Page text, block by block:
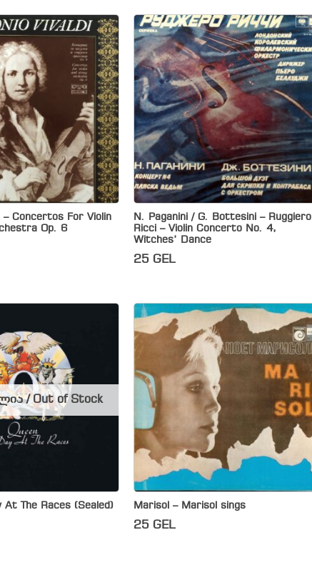
– Concertos For Violin
Op. 6
N. Paganini / G. Bottesini – Ruggiero
Ricci – Violin Concerto No. 4,
Witches’ Dance
25 GEL
At The Races (Sealed)
/ Out of Stock
Marisol – Marisol sings
25 GEL